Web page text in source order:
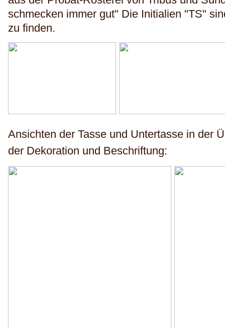
schmecken immer gut" Die Initialien "TS"
zu finden.
Ansichten der Tasse und Untertasse in der
der Dekoration und Beschriftung: